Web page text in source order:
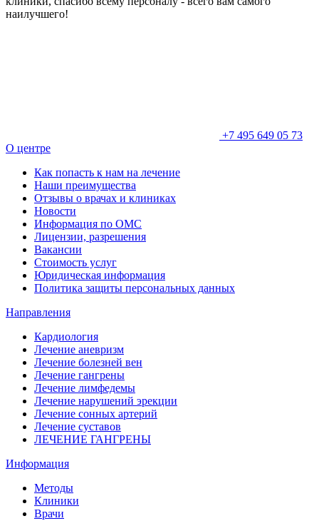
наилучшего!
+7 495 649 05 73
О центре
Как попасть к нам на лечение
Наши преимущества
Отзывы о врачах и клиниках
Новости
Информация по ОМС
Лицензии, разрешения
Вакансии
Стоимость услуг
Юридическая информация
Политика защиты персональных данных
Направления
Кардиология
Лечение аневризм
Лечение болезней вен
Лечение гангрены
Лечение лимфедемы
Лечение нарушений эрекции
Лечение сонных артерий
Лечение суставов
ЛЕЧЕНИЕ ГАНГРЕНЫ
Информация
Методы
Клиники
Врачи